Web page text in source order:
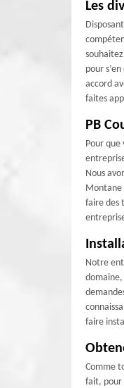
Les
pour
accord
faites
PB
Pour que
Nous
Montane
faire des
Notre
faire
Comme
fait, pour